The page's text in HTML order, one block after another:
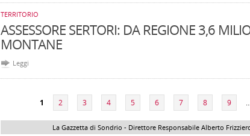
TERRITORIO
ASSESSORE SERTORI: DA REGIONE 3,6
MONTANE
Leggi
1 2 3 4 5 6 7 8 9
La Gazzetta di Sondrio - Direttore Responsabile Alberto